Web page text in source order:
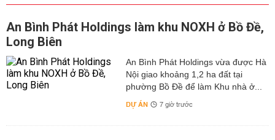
An Bình Phát Holdings làm khu NOXH ở Bồ Đề,
Long Biên
An Bình Phát Holdings vừa được Hà
Nội giao khoảng 1,2 ha đất tại
phường Bồ Đề để làm Khu nhà ở...
DỰ ÁN 7 giờ trước